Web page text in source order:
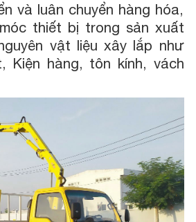
và luân chuyển hàng hóa,
thiết bị trong sản xuất
vật liệu xây lắp như
Kiện hàng, tôn kính, vách